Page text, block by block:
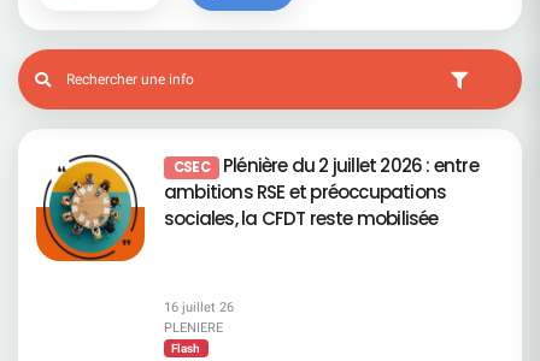
CSEC Plénière du 2 juillet 2026 : entre
ambitions RSE et préoccupations
sociales, la CFDT reste mobilisée
16 juillet 26
PLENIERE
Flash